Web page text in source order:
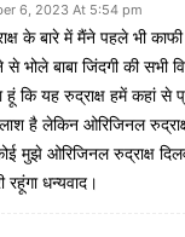
6, 2023 At 5:54 pm
के बारे में मैंने पहले भी काफी
भोले बाबा जिंदगी की सभी
हूं कि यह रुद्राक्ष हमें कहां से
है लेकिन ओरिजिनल
मुझे ओरिजिनल रुद्राक्ष
रहूंगा धन्यवाद।